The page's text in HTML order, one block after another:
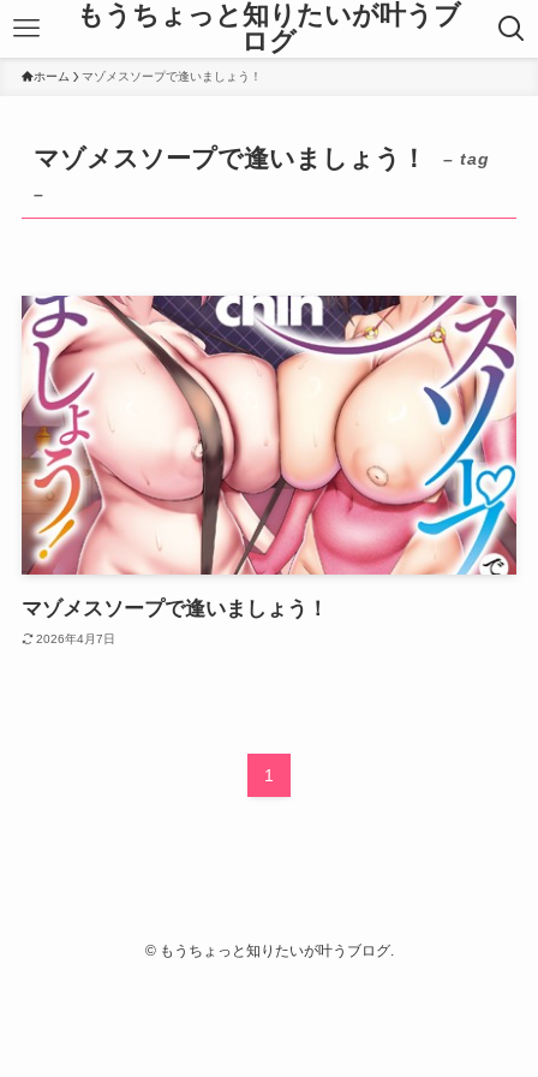
もうちょっと知りたいが叶うブ
ログ
ホーム マゾメスソープで逢いましょう！
マゾメスソープで逢いましょう！
– tag
–
マゾメスソープで逢いましょう！
2026年4月7日
1
©もうちょっと知りたいが叶うブログ.